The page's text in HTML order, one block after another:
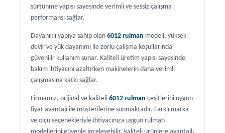
sürtünme yapısı sayesinde verimli ve sessiz çalışma
performansı sağlar.
Dayanıklı yapıya sahip olan 6012 rulman modeli, yüksek
devir ve yük dayanımı ile zorlu çalışma koşullarında
güvenilir kullanım sunar. Kaliteli üretim yapısı sayesinde
bakım ihtiyacını azaltırken makinelerin daha verimli
çalışmasına katkı sağlar.
Firmamız, orijinal ve kaliteli 6012 rulman çeşitlerini uygun
fiyat avantajı ile müşterilerine sunmaktadır. Farklı marka
ve ölçü seçenekleriyle ihtiyacınıza uygun rulman